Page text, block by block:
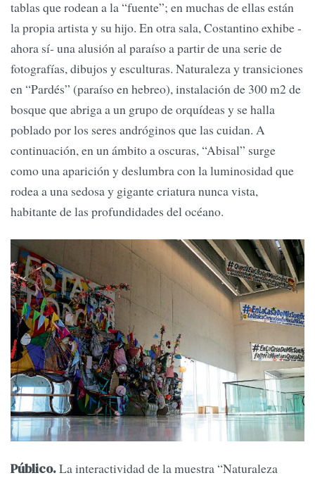
tablas que rodean a la “fuente”; en muchas de ellas están
la propia artista y su hijo. En otra sala, Costantino exhibe -
ahora sí- una alusión al paraíso a partir de una serie de
fotografías, dibujos y esculturas. Naturaleza y transiciones
en “Pardés” (paraíso en hebreo), instalación de 300 m2 de
bosque que abriga a un grupo de orquídeas y se halla
poblado por los seres andróginos que las cuidan. A
continuación, en un ámbito a oscuras, “Abisal” surge
como una aparición y deslumbra con la luminosidad que
rodea a una sedosa y gigante criatura nunca vista,
habitante de las profundidades del océano.
Público.La interactividad de la muestra “Naturaleza